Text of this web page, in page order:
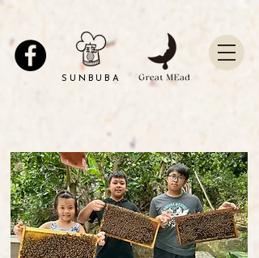
SUNBUBA